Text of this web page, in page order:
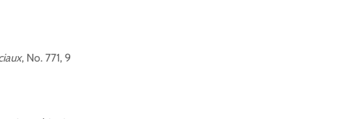
, No. 771, 9